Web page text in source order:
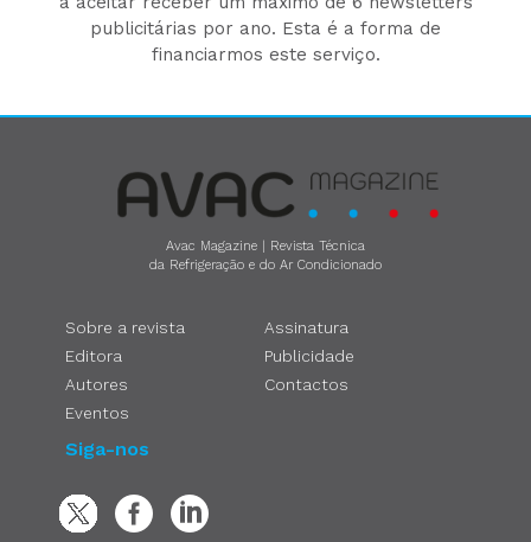
publicitárias por ano. Esta é a forma de
financiarmos este serviço.
Avac Magazine | Revista Técnica
da Refrigeração e do Ar Condicionado
Sobre a revista
Editora
Autores
Eventos
Assinatura
Publicidade
Contactos
Siga-nos